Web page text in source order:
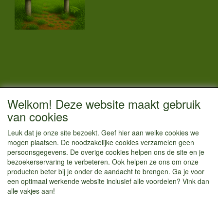
CONTACTGEGEVENS
Vestigingsadres:
Hoofdweg 36
1433 JW Kudelstaart
info@kamperenenzo.nl
Tel : 06 125 82 112
Handelend onder
Welkom! Deze website maakt gebruik
van cookies
Leuk dat je onze site bezoekt. Geef hier aan welke cookies we
mogen plaatsen. De noodzakelijke cookies verzamelen geen
persoonsgegevens. De overige cookies helpen ons de site en je
bezoekerservaring te verbeteren. Ook helpen ze ons om onze
producten beter bij je onder de aandacht te brengen. Ga je voor
een optimaal werkende website inclusief alle voordelen? Vink dan
alle vakjes aan!